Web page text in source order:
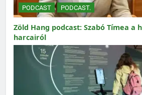
PODCAST PODCAST.
Zöld Hang podcast: Szabó Tímea a
harcairól